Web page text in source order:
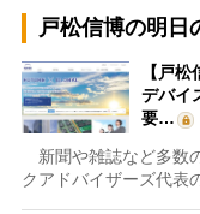
戸松信博の明日
【戸
デバイ
要…
新聞や雑誌など多数
クアドバイザーズ代表